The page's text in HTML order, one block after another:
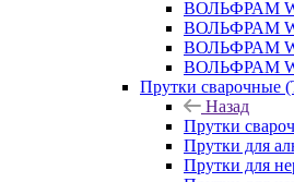
ВОЛЬФРАМ
ВОЛЬФРАМ
ВОЛЬФРАМ
ВОЛЬФРАМ
Прутки сварочные
Назад
Прутки
Прутки для
Прутки для